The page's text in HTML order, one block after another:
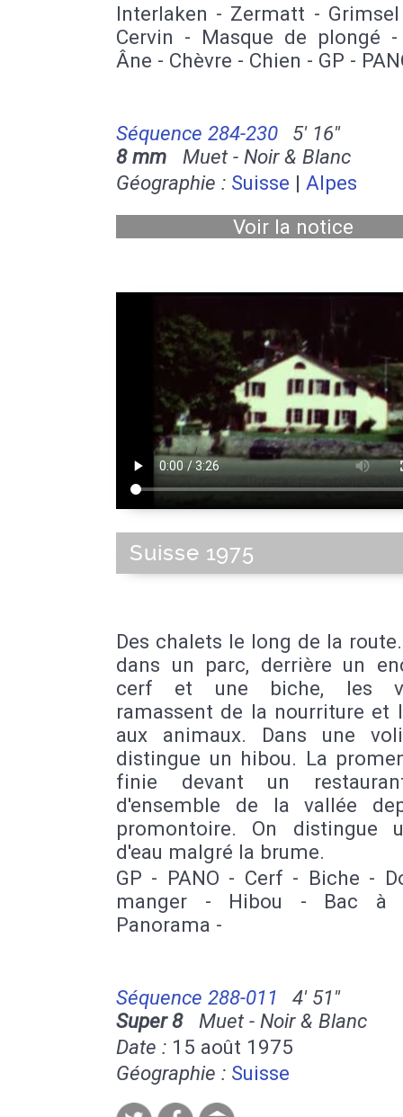
Interlaken - Zermatt -
Cervin - Masque de plongé
Âne - Chèvre - Chien - GP -
Séquence 284-230
5' 16''
8 mm Muet - Noir & Blanc
Géographie : Suisse | Alpes
Voir la notice
Suisse 1975
Des chalets le long de la
dans un parc, derrière un
cerf et une biche, les
ramassent de la nourriture et
aux animaux. Dans une
distingue un hibou. La
finie devant un
d'ensemble de la vallée
promontoire. On distingue
d'eau malgré la brume.
GP - PANO - Cerf - Biche -
manger - Hibou - Bac à
Panorama -
Séquence 288-011
4' 51''
Super 8Muet - Noir & Blanc
Date : 15 août 1975
Géographie : Suisse